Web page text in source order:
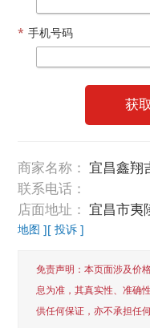
* 手机号码
获
商家名称： 宜昌鑫翔
联系电话：
店面地址： 宜昌市夷
地图 ][ 投诉 ]
免责声明：本页面涉及价
息为准，其真实性、准确
供任何保证，亦不承担任